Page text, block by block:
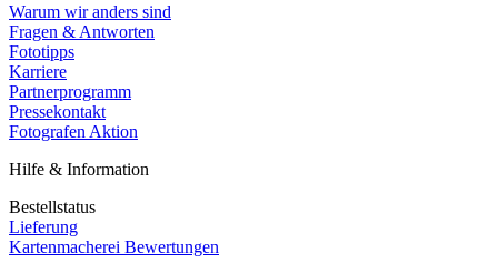
Warum wir anders sind
Fragen & Antworten
Fototipps
Karriere
Partnerprogramm
Pressekontakt
Fotografen Aktion
Hilfe & Information
Bestellstatus
Lieferung
Kartenmacherei Bewertungen